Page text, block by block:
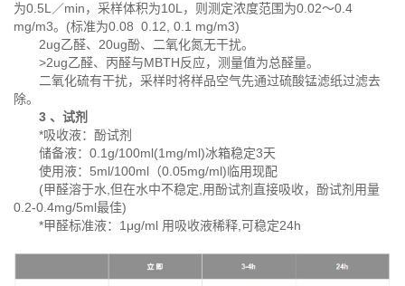
为0.5L／min，采样体积为10L，则测定浓度范围为0.02～0.4
mg/m3。(标准为0.08 0.12, 0.1 mg/m3)
2ug乙醛、20ug酚、二氧化氮无干扰。
>2ug乙醛、丙醛与MBTH反应，测量值为总醛量。
二氧化硫有干扰，采样时将样品空气先通过硫酸锰滤纸过滤去
除。
3 、试剂
*吸收液：酚试剂
储备液：0.1g/100ml(1mg/ml)冰箱稳定3天
使用液：5ml/100ml（0.05mg/ml)临用现配
(甲醛溶于水,但在水中不稳定,用酚试剂直接吸收，酚试剂用量
0.2-0.4mg/5ml最佳)
*甲醛标准液：1μg/ml 用吸收液稀释,可稳定24h